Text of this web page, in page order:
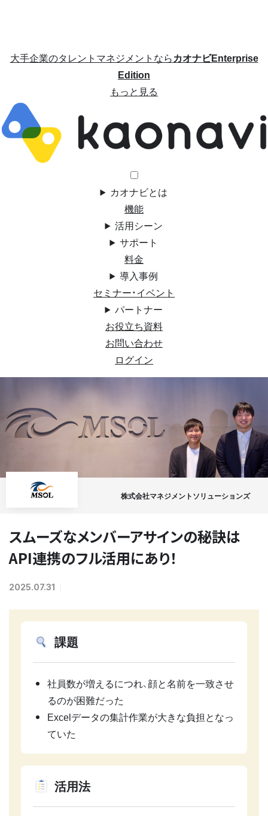
大手企業のタレントマネジメントならカオナビEnterprise
Edition
もっと見る
カオナビとは
機能
活用シーン
サポート
料金
導入事例
セミナー・イベント
パートナー
お役立ち資料
お問い合わせ
ログイン
株式会社マネジメントソリューションズ
スムーズなメンバーアサインの秘訣は
API連携のフル活用にあり！
2025.07.31
課題
社員数が増えるにつれ、顔と名前を一致させ
るのが困難だった
Excelデータの集計作業が大きな負担となっ
ていた
活用法